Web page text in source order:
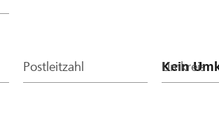
Postleitzahl Umkreis